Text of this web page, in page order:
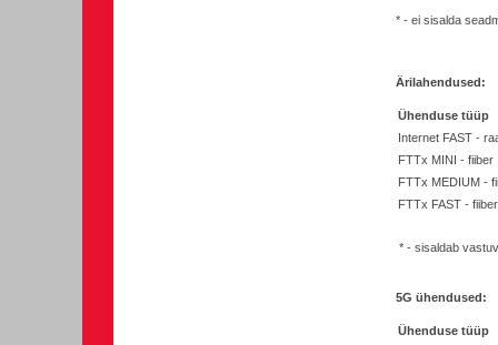
* - ei sisalda
Ärilahendused:
Ühenduse tüüp
Internet FAST -
FTTx MINI - fiiber
FTTx MEDIUM -
FTTx FAST - fiiber
* - sisaldab
5G ühendused:
Ühenduse tüüp